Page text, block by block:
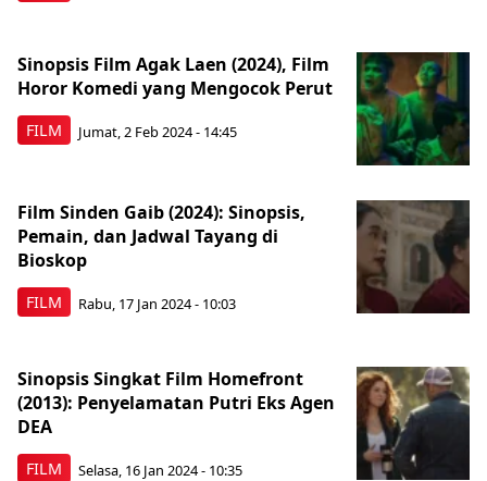
FILM
Sinopsis Film Agak Laen (2024), Film
Horor Komedi yang Mengocok Perut
Jumat, 2 Feb 2024 - 14:45
FILM
Film Sinden Gaib (2024): Sinopsis,
Pemain, dan Jadwal Tayang di
Bioskop
Rabu, 17 Jan 2024 - 10:03
FILM
Sinopsis Singkat Film Homefront
(2013): Penyelamatan Putri Eks Agen
DEA
Selasa, 16 Jan 2024 - 10:35